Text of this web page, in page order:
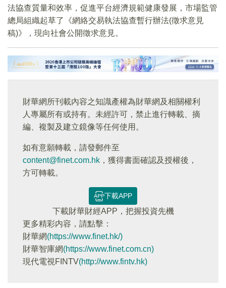
法協查質量和效率，促進平台經濟規範健康發展，市場監管
總局組織起草了《網絡交易執法協查暫行辦法(徵求意見
稿)》，現向社會公開徵求意見。
財華網所刊載內容之知識產權為財華網及相關權利
人專屬所有或持有。未經許可，禁止進行轉載、摘
編、複製及建立鏡像等任何使用。
如有意願轉載，請發郵件至
content@finet.com.hk ，獲得書面確認及授權後，
方可轉載。
下載APP
下載財華財經APP，把握投資先機
更多精彩内容，請點擊：
財華網(https://www.finet.hk/)
財華智庫網(https://www.finet.com.cn)
現代電視FINTV(http://www.fintv.hk)